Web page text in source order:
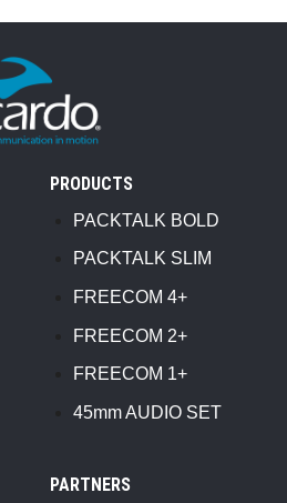
PRODUCTS
PACKTALK BOLD
PACKTALK SLIM
FREECOM 4+
FREECOM 2+
FREECOM 1+
45mm AUDIO SET
PARTNERS